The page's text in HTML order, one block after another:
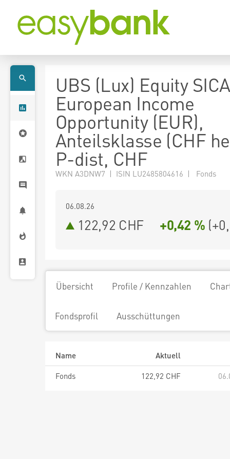
UBS (Lux) Equity
European Income
Opportunity (EUR),
Anteilsklasse (CHF
P-dist, CHF
WKN A3DNW7 | ISIN LU2485804616 | Fonds
06.08.26
122,92 CHF +0,42 % (
Übersicht Profile / Kennzahlen
Fondsprofil Ausschüttungen
Name
Aktuell
Fonds
122,92 CHF